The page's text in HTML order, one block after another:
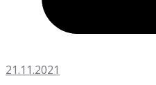
21.11.2021